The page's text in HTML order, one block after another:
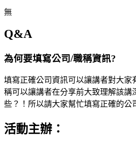
無
Q&A
為何要填寫公司/職稱資訊?
填寫正確公司資訊可以讓講者對大家
稱可以讓講者在分享前大致理解該講
些？！所以請大家幫忙填寫正確的公
活動主辦：